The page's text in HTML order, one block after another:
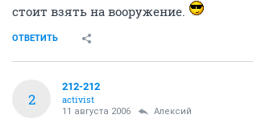
стоит взять на вооружение.
ОТВЕТИТЬ
2
212-212
activist
11 августа 2006 Алексий